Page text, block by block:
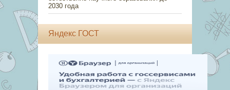
2030 года
Яндекс ГОСТ